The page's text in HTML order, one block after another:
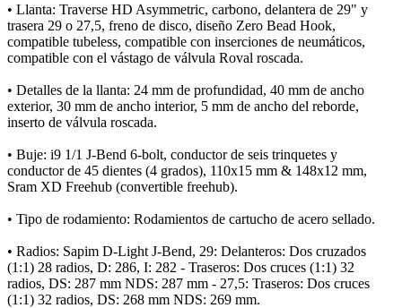
• Llanta: Traverse HD Asymmetric, carbono, delantera de 29" y
trasera 29 o 27,5, freno de disco, diseño Zero Bead Hook,
compatible tubeless, compatible con inserciones de neumáticos,
compatible con el vástago de válvula Roval roscada.
• Detalles de la llanta: 24 mm de profundidad, 40 mm de ancho
exterior, 30 mm de ancho interior, 5 mm de ancho del reborde,
inserto de válvula roscada.
• Buje: i9 1/1 J-Bend 6-bolt, conductor de seis trinquetes y
conductor de 45 dientes (4 grados), 110x15 mm & 148x12 mm,
Sram XD Freehub (convertible freehub).
• Tipo de rodamiento: Rodamientos de cartucho de acero sellado.
• Radios: Sapim D-Light J-Bend, 29: Delanteros: Dos cruzados
(1:1) 28 radios, D: 286, I: 282 - Traseros: Dos cruces (1:1) 32
radios, DS: 287 mm NDS: 287 mm - 27,5: Traseros: Dos cruces
(1:1) 32 radios, DS: 268 mm NDS: 269 mm.